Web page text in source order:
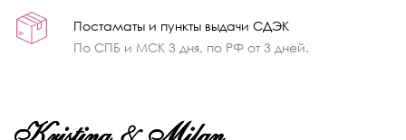
Постаматы и пункты выдачи СДЭК
По СПБ и МСК 3 дня, по РФ от 3 дней.